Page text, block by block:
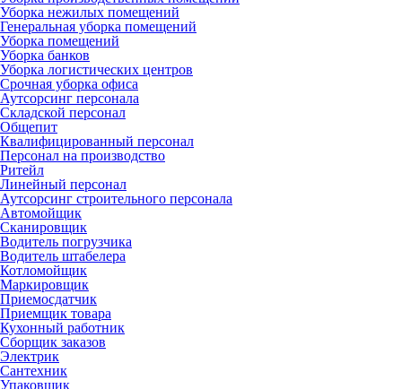
Уборка нежилых помещений
Генеральная уборка помещений
Уборка помещений
Уборка банков
Уборка логистических центров
Срочная уборка офиса
Аутсорсинг персонала
Складской персонал
Общепит
Квалифицированный персонал
Персонал на производство
Ритейл
Линейный персонал
Аутсорсинг строительного персонала
Автомойщик
Сканировщик
Водитель погрузчика
Водитель штабелера
Котломойщик
Маркировщик
Приемосдатчик
Приемщик товара
Кухонный работник
Сборщик заказов
Электрик
Сантехник
Упаковщик